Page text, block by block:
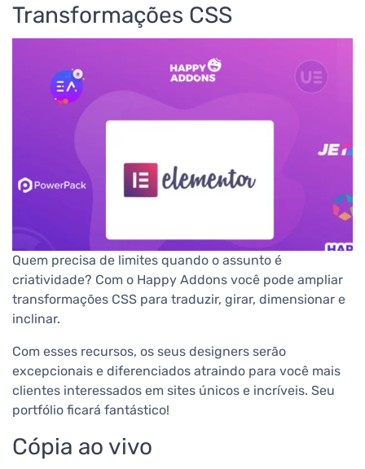
Transformações CSS
Quem precisa de limites quando o assunto é
criatividade? Com o Happy Addons você pode ampliar
transformações CSS para traduzir, girar, dimensionar e
inclinar.
Com esses recursos, os seus designers serão
excepcionais e diferenciados atraindo para você mais
clientes interessados em sites únicos e incríveis. Seu
portfólio ficará fantástico!
Cópia ao vivo